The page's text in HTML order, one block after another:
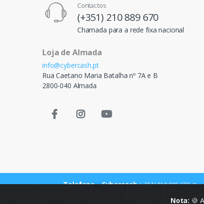
Contactos
(+351) 210 889 670
Chamada para a rede fixa nacional
Loja de Almada
info@cybercash.pt
Rua Caetano Maria Batalha nº 7A e B
2800-040 Almada
Telefone - Cybercash (+351) 210 889 670
Nota: 🍪